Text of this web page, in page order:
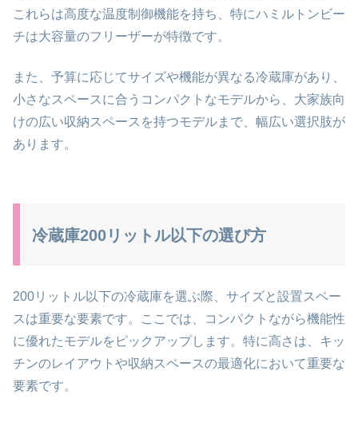
これらは高度な温度制御機能を持ち、特にハミルトンビー
チは大容量のフリーザーが特徴です。
また、予算に応じてサイズや機能が異なる冷蔵庫があり、
小さなスペースに合うコンパクトなモデルから、大家族向
けの広い収納スペースを持つモデルまで、幅広い選択肢が
あります。
冷蔵庫200リットル以下の選び方
200リットル以下の冷蔵庫を選ぶ際、サイズと設置スペー
スは重要な要素です。ここでは、コンパクトながら機能性
に優れたモデルをピックアップします。特に高さは、キッ
チンのレイアウトや収納スペースの最適化において重要な
要素です。